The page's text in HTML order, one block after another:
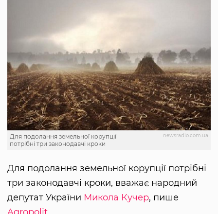
newsradio.com.ua
Для подолання земельної корупції
потрібні три законодавчі кроки
Для подолання земельної корупції потрібні
три законодавчі кроки, вважає народний
депутат України Микола Кучер, пише
Agropolit